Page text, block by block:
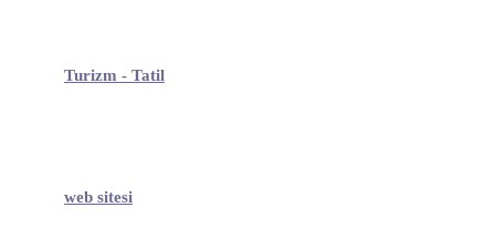
Turizm - Tatil
web sitesi